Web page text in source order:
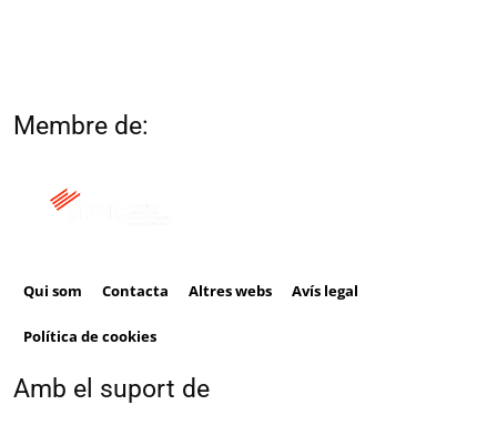
Membre de:
Qui som Contacta Altres webs Avís legal
Política de cookies
Amb el suport de